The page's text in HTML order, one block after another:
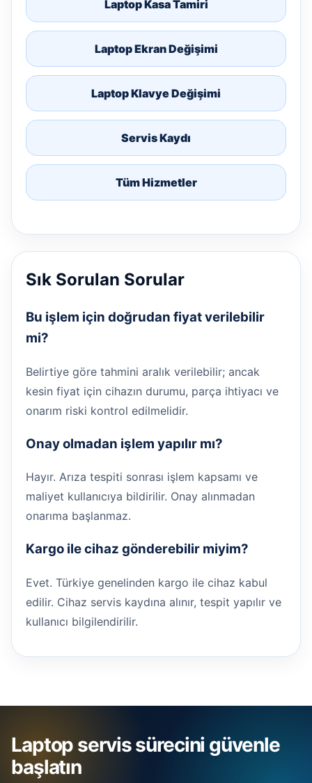
Laptop Kasa Tamiri
Laptop Ekran Değişimi
Laptop Klavye Değişimi
Servis Kaydı
Tüm Hizmetler
Sık Sorulan Sorular
Bu işlem için doğrudan fiyat verilebilir
mi?
Belirtiye göre tahmini aralık verilebilir; ancak
kesin fiyat için cihazın durumu, parça ihtiyacı ve
onarım riski kontrol edilmelidir.
Onay olmadan işlem yapılır mı?
Hayır. Arıza tespiti sonrası işlem kapsamı ve
maliyet kullanıcıya bildirilir. Onay alınmadan
onarıma başlanmaz.
Kargo ile cihaz gönderebilir miyim?
Evet. Türkiye genelinden kargo ile cihaz kabul
edilir. Cihaz servis kaydına alınır, tespit yapılır ve
kullanıcı bilgilendirilir.
Laptop servis sürecini güvenle
başlatın